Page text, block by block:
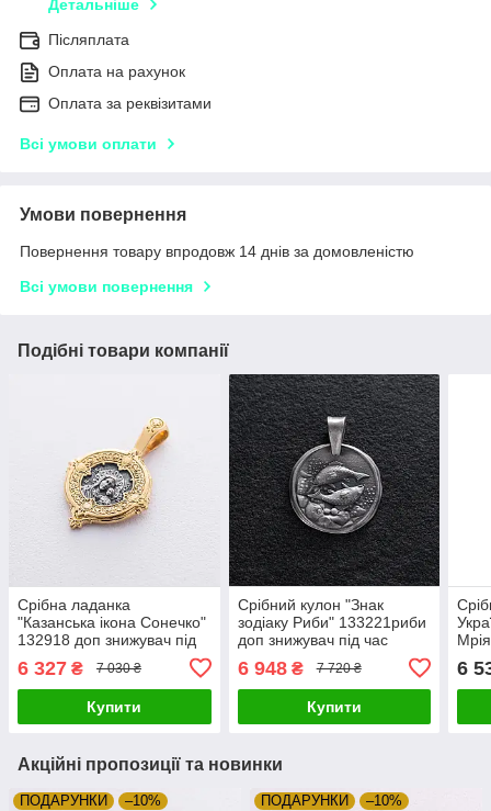
Детальніше
Післяплата
Оплата на рахунок
Оплата за реквізитами
Всі умови оплати
Умови повернення
Повернення товару впродовж 14 днів за домовленістю
Всі умови повернення
Подібні товари компанії
Срібна ладанка
"Казанська ікона Сонечко"
132918 доп знижувач під
ZIPEXPERT
6 327 ₴ 7 030 ₴
Купити
Срібний кулон "Знак
зодіаку Риби" 133221риби
доп знижувач під час
ZIPEXPERT
6 948₴ 7 720 ₴
Купити
6
Акційні пропозиції та новинки
ПОДАРУНКИ
–10%
ПОДАРУНКИ
–10%